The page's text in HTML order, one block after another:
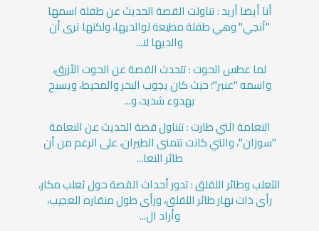
أنا أيضا أريد : تناولت القصة الحديث عن طفلة اسمها
"آنجي" وهي طفلة مطيعة لوالديها، ولكنها ترى أن
والديها لا...
لما عطس الحوت : تتحدث القصة عن الحوت الأزرق،
واسمه "عنبر"؛ حيث كان يجوب البحر والمحيط، ويسبح
بهدوء شديد، و...
النعامة التي طارت : تتناول قصة الحديث عن النعامة
"سوزان"، والتي كانت تتمنى الطيران، على الرغم من أن
طائر النعا...
الثعلب وطائر اللقلق : تدور أحداث القصة حول ثعلب مكار،
رأى ذات نهار طائر اللقلق، ورأى طول منقاره العجيب،
وأراد ال...